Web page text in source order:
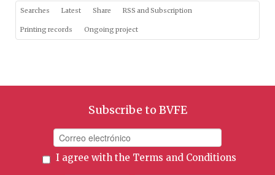
Searches Latest Share RSS and Subscription
Printing records Ongoing project
Subscribe to BVFE
I agree with the Terms and Conditions